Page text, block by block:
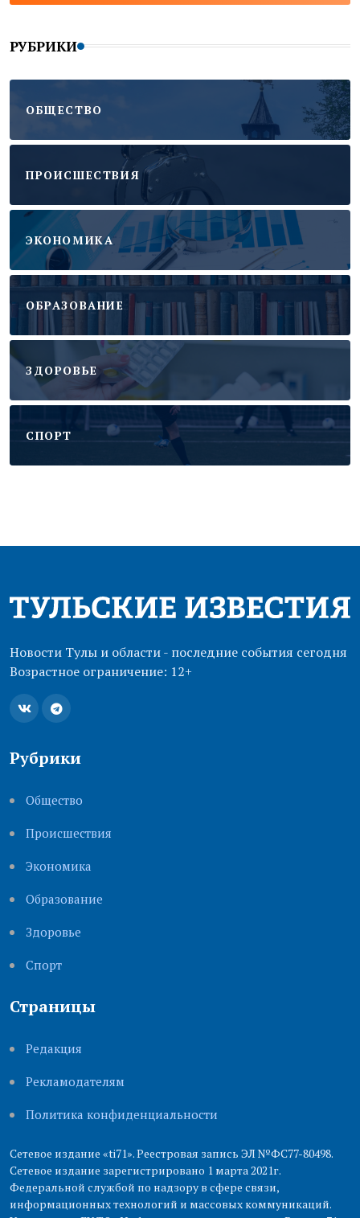
РУБРИКИ
ОБЩЕСТВО
ПРОИСШЕСТВИЯ
ЭКОНОМИКА
ОБРАЗОВАНИЕ
ЗДОРОВЬЕ
CПОРТ
Новости Тулы и области - последние события сегодня
Возрастное ограничение: 12+
Рубрики
Общество
Происшествия
Экономика
Образование
Здоровье
Cпорт
Страницы
Редакция
Рекламодателям
Политика конфиденциальности
Сетевое издание «ti71». Реестровая запись ЭЛ №ФС77-80498.
Сетевое издание зарегистрировано 1 марта 2021г.
Федеральной службой по надзору в сфере связи,
информационных технологий и массовых коммуникаций.